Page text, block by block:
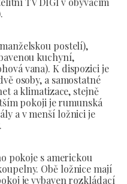
postelí),
kuchyní,
vana). K dispozici je
osoby, a samostatné
a klimatizace, stejně
pokoji je rumunská
a v menší ložnici je
pokoje s americkou
Obě ložnice mají
je vybaven rozkládací